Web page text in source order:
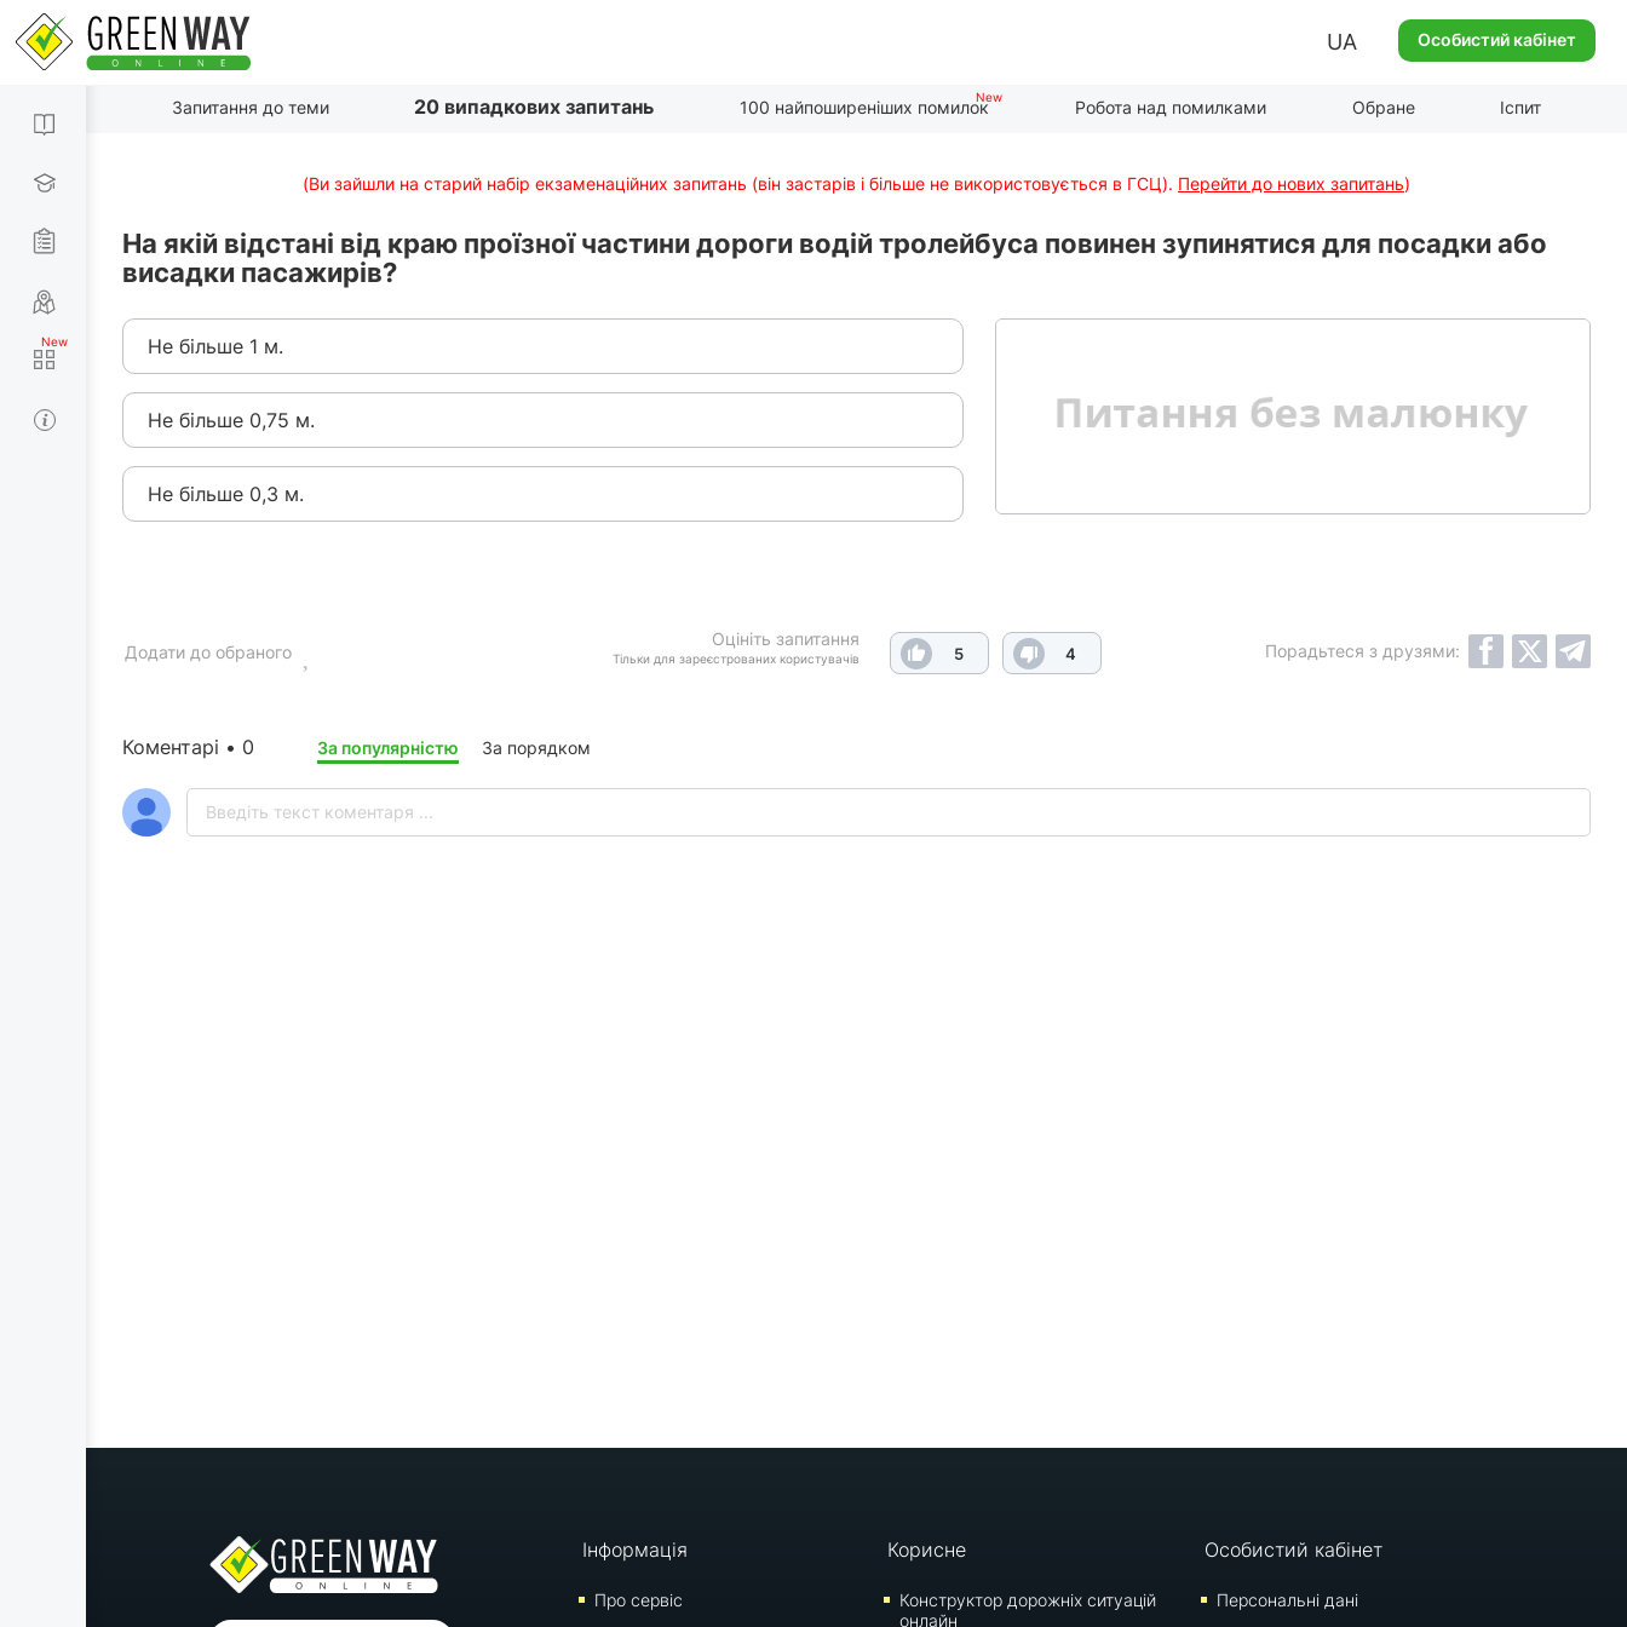
UA Особистий кабінет
Запитання до теми 20 випадкових запитань 100 найпоширеніших помилок Робота над помилками Обране Іспит
(Ви зайшли на старий набір екзаменаційних запитань (він застарів і більше не використовується в ГСЦ). Перейти до нових запитань)
На якій відстані від краю проїзної частини дороги водій тролейбуса повинен зупинятися для посадки або
висадки пасажирів?
Не більше 1 м.
Не більше 0,75 м.
Не більше 0,3 м.
Оцініть запитання
Тільки для зареєстрованих користувачів 5 4
Додати до обраного Порадьтеся з друзями:
Коментарі • 0 За популярністю За порядком
Інформація
Про сервіс
Корисне
Конструктор дорожніх ситуацій
онлайн
Особистий кабінет
Персональні дані